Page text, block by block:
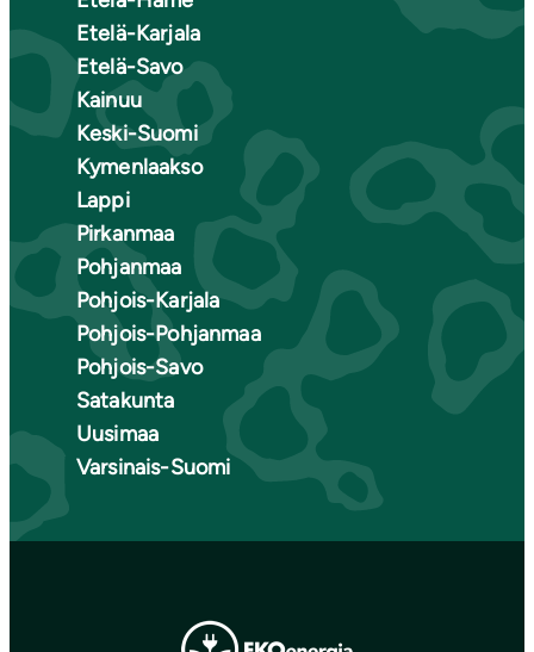
Etelä-Karjala
Etelä-Savo
Kainuu
Keski-Suomi
Kymenlaakso
Lappi
Pirkanmaa
Pohjanmaa
Pohjois-Karjala
Pohjois-Pohjanmaa
Pohjois-Savo
Satakunta
Uusimaa
Varsinais-Suomi